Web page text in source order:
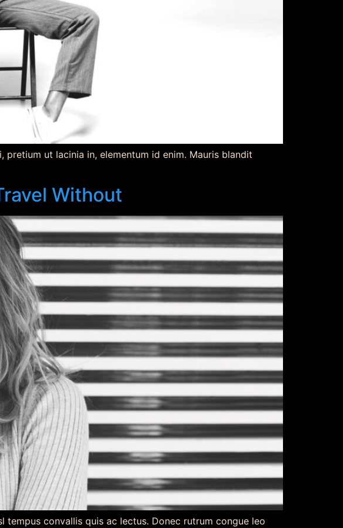
ut lacinia in, elementum id enim. Mauris blandit
Without
convallis quis ac lectus. Donec rutrum congue leo